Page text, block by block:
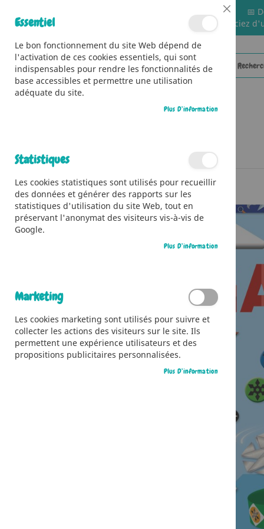
📅
🚚 Bénéficiez
to
the
end
of
Cookie
Bar
Essentiel
Le bon fonctionnement du site Web dépend de
l'activation de ces cookies essentiels, qui sont
indispensables pour rendre les fonctionnalités de
base accessibles et permettre une utilisation
adéquate du site.
Plus D’information
Statistiques
Les cookies statistiques sont utilisés pour recueillir
des données et générer des rapports sur les
statistiques d'utilisation du site Web, tout en
préservant l'anonymat des visiteurs vis-à-vis de
Google.
Plus D’information
Marketing
Les cookies marketing sont utilisés pour suivre et
collecter les actions des visiteurs sur le site. Ils
permettent une expérience utilisateurs et des
propositions publicitaires personnalisées.
Plus D’information